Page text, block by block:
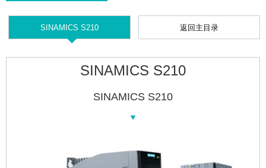
SINAMICS S210 返回主目录
SINAMICS S210
SINAMICS S210